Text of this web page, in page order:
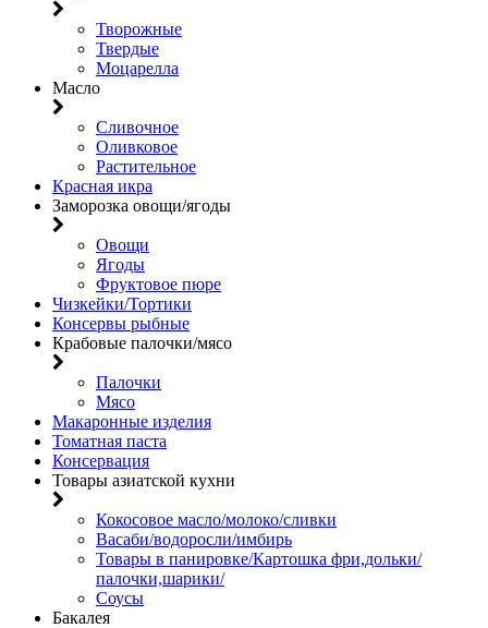
Творожные
Твердые
Моцарелла
Масло
Сливочное
Оливковое
Растительное
Красная икра
Заморозка овощи/ягоды
Овощи
Ягоды
Фруктовое пюре
Чизкейки/Тортики
Консервы рыбные
Крабовые палочки/мясо
Палочки
Мясо
Макаронные изделия
Томатная паста
Консервация
Товары азиатской кухни
Кокосовое масло/молоко/сливки
Васаби/водоросли/имбирь
Товары в панировке/Картошка фри,дольки/
палочки,шарики/
Соусы
Бакалея